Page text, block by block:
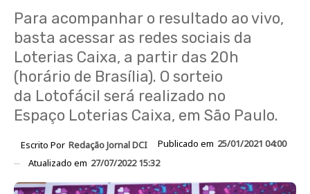
Para acompanhar o resultado ao vivo,
basta acessar as redes sociais da
Loterias Caixa, a partir das 20h
(horário de Brasília). O sorteio
da Lotofácil será realizado no
Espaço Loterias Caixa, em São Paulo.
Escrito Por Redação Jornal DCI Publicado em 25/01/2021 04:00
Atualizado em 27/07/2022 15:32